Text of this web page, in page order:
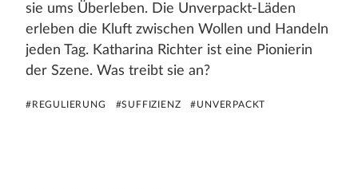
sie ums Überleben. Die Unverpackt-Läden
erleben die Kluft zwischen Wollen und Handeln
jeden Tag. Katharina Richter ist eine Pionierin
der Szene. Was treibt sie an?
#REGULIERUNG #SUFFIZIENZ #UNVERPACKT